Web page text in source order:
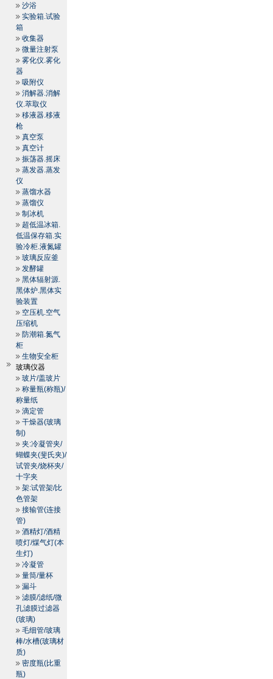
沙浴
实验箱.试验
箱
收集器
微量注射泵
雾化仪.雾化
器
吸附仪
消解器.消解
仪.萃取仪
移液器.移液
枪
真空泵
真空计
振荡器.摇床
蒸发器.蒸发
仪
蒸馏水器
蒸馏仪
制冰机
超低温冰箱.
低温保存箱.实
验冷柜.液氮罐
玻璃反应釜
发酵罐
黑体辐射源.
黑体炉.黑体实
验装置
空压机.空气
压缩机
防潮箱.氮气
柜
生物安全柜
玻璃仪器
玻片/盖玻片
称量瓶(称瓶)/
称量纸
滴定管
干燥器(玻璃
制)
夹:冷凝管夹/
蝴蝶夹(斐氏夹)/
试管夹/烧杯夹/
十字夹
架:试管架/比
色管架
接输管(连接
管)
酒精灯/酒精
喷灯/煤气灯(本
生灯)
冷凝管
量筒/量杯
漏斗
滤膜/滤纸/微
孔滤膜过滤器
(玻璃)
毛细管/玻璃
棒/水槽(玻璃材
质)
密度瓶(比重
瓶)